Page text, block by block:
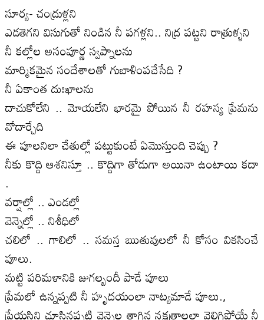
సూర్య- చంద్రుళ్లని
ఎడతెగని విసుగుతో నిండిన నీ పగళ్లని.. నిద్ర పట్టని రాత్రుళ్ళని
నీ కల్లోల అసంపూర్ణ స్వప్నాలను
మార్మికమైన సందేశాలతో గుబాళింపచేసేది ?
నీ ఏకాంత దుఃఖాలను
దాచుకోలేని .. మోయలేని భారమై పోయిన నీ రహస్య ప్రేమను
వోదార్చేది
ఈ పూలనిలా చేతుల్లో పట్టుకుంటే ఏమొస్తుంది చెప్పు ?
నీకు కొద్ది ఆశనిస్తూ .. కొద్దిగా తోడుగా అయినా ఉంటాయి కదా
.
వర్షాల్లో .. ఎండల్లో
వెన్నెల్లో .. నిశీధిలో
చలిలో .. గాలిలో .. సమస్త ఋతువులలో నీ కోసం వికసించే
పూలు.
మట్టి పరిమళానికి జుగల్బందీ పాడే పూలు
ప్రేమలో ఉన్నప్పటి నీ హృదయంలా నాట్యమాడే పూలు.,
ప్రేయసిని చూసినప్పటి వెన్నెల తాగిన నక్షత్రాలలా వెలిగిపోయే నీ